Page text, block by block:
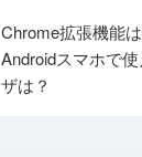
Chrome拡張機能は
Androidスマホで
ザは？